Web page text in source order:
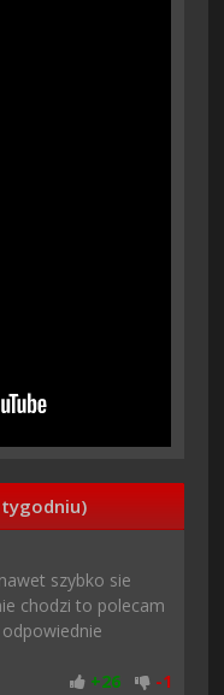
szybko sie
chodzi to polecam
+26 -1